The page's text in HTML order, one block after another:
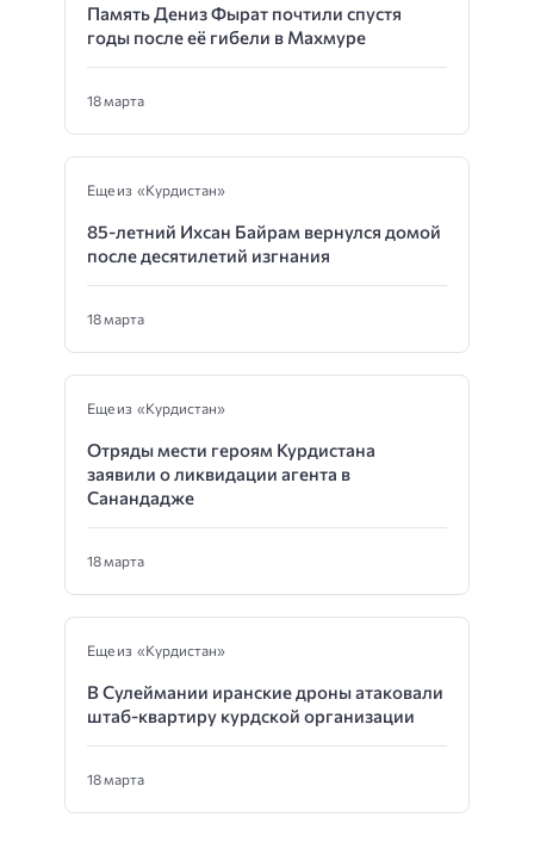
Память Дениз Фырат почтили спустя
годы после её гибели в Махмуре
18 марта
Еще из «Курдистан»
85-летний Ихсан Байрам вернулся домой
после десятилетий изгнания
18 марта
Еще из «Курдистан»
Отряды мести героям Курдистана
заявили о ликвидации агента в
Санандадже
18 марта
Еще из «Курдистан»
В Сулеймании иранские дроны атаковали
штаб-квартиру курдской организации
18 марта